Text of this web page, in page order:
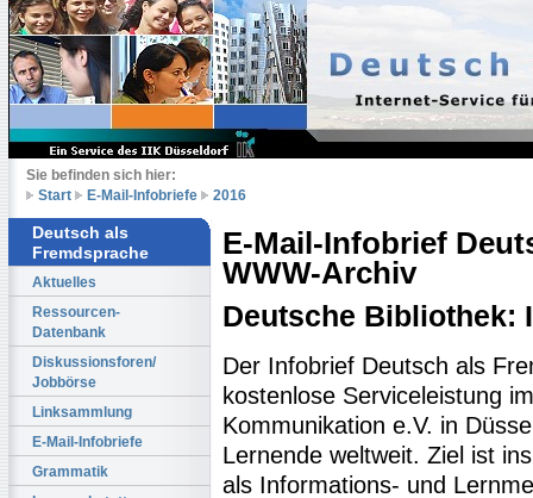
Sie befinden sich hier:
Start
E-Mail-Infobriefe 2016
Deutsch als
Fremdsprache
Aktuelles
Ressourcen-
Datenbank
Diskussionsforen/
Jobbörse
Linksammlung
E-Mail-Infobriefe
Grammatik
E-Mail-Infobrief
WWW-Archiv
Deutsche Bibliothek:
Der Infobrief Deutsch als
kostenlose Serviceleistung
Kommunikation e.V. in
Lernende weltweit. Ziel ist
als Informations- und